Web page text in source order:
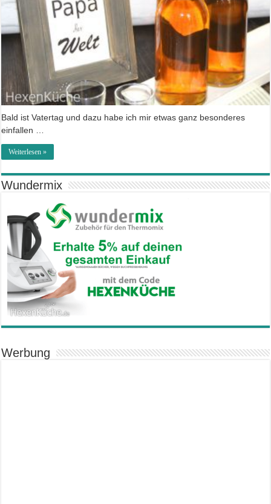
Bald ist Vatertag und dazu habe ich mir etwas ganz besonderes
einfallen …
Weiterlesen »
Wundermix
Werbung